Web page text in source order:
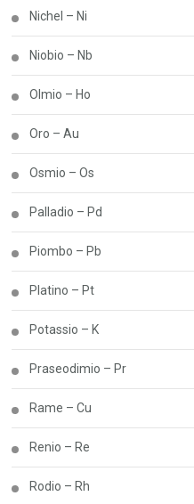
Nichel – Ni
Niobio – Nb
Olmio – Ho
Oro – Au
Osmio – Os
Palladio – Pd
Piombo – Pb
Platino – Pt
Potassio – K
Praseodimio – Pr
Rame – Cu
Renio – Re
Rodio – Rh